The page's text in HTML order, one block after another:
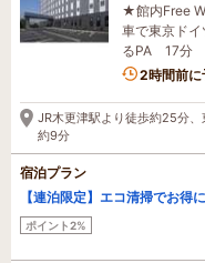
★館内Free
車で東京ド
るPA 17分
4名がこの
2時間前に
JR木更津駅より徒歩約25分
約9分
宿泊プラン
【連泊限定】エコ清掃でお得
ポイント2%